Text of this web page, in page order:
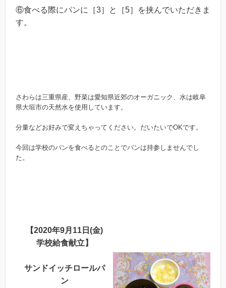
⑥食べる際にパンに［3］と［5］を挟んでいただきま
す。
さわらは三重県産、野菜は愛知県近郊のオーガニック、水は岐阜
県大垣市の天然水を使用しています。
分量などお好みで変えちゃってください。だいたいでOKです。
今回は学校のパンを食べるとのことでパンは持参しませんでし
た。
【2020年9月11日(金)
学校給食献立】
サンドイッチロールパ
ン